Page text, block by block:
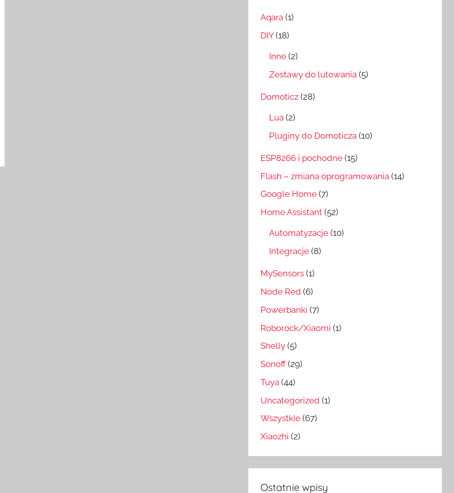
Aqara (1)
DIY(18)
Inne (2)
Zestawy do lutowania (5)
Domoticz (28)
Lua (2)
Pluginy do Domoticza (10)
ESP8266 i pochodne (15)
Flash – zmiana oprogramowania (14)
Google Home (7)
Home Assistant (52)
Automatyzacje (10)
Integracje (8)
MySensors (1)
Node Red (6)
Powerbanki (7)
Roborock/Xiaomi (1)
Shelly (5)
Sonoff (29)
Tuya (44)
Uncategorized (1)
Wszystkie (67)
Xiaozhi (2)
Ostatnie wpisy